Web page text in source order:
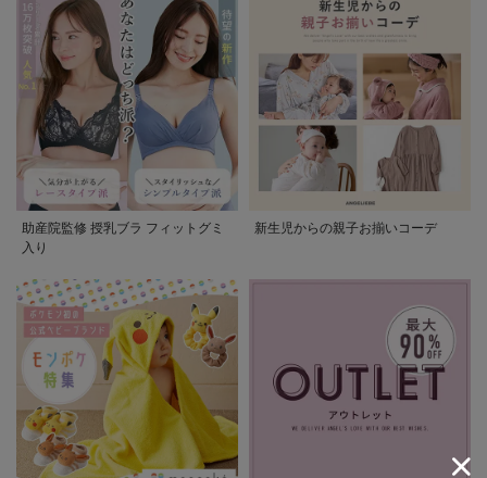
助産院監修 授乳ブラ フィットグミ
入り
新生児からの親子お揃いコーデ